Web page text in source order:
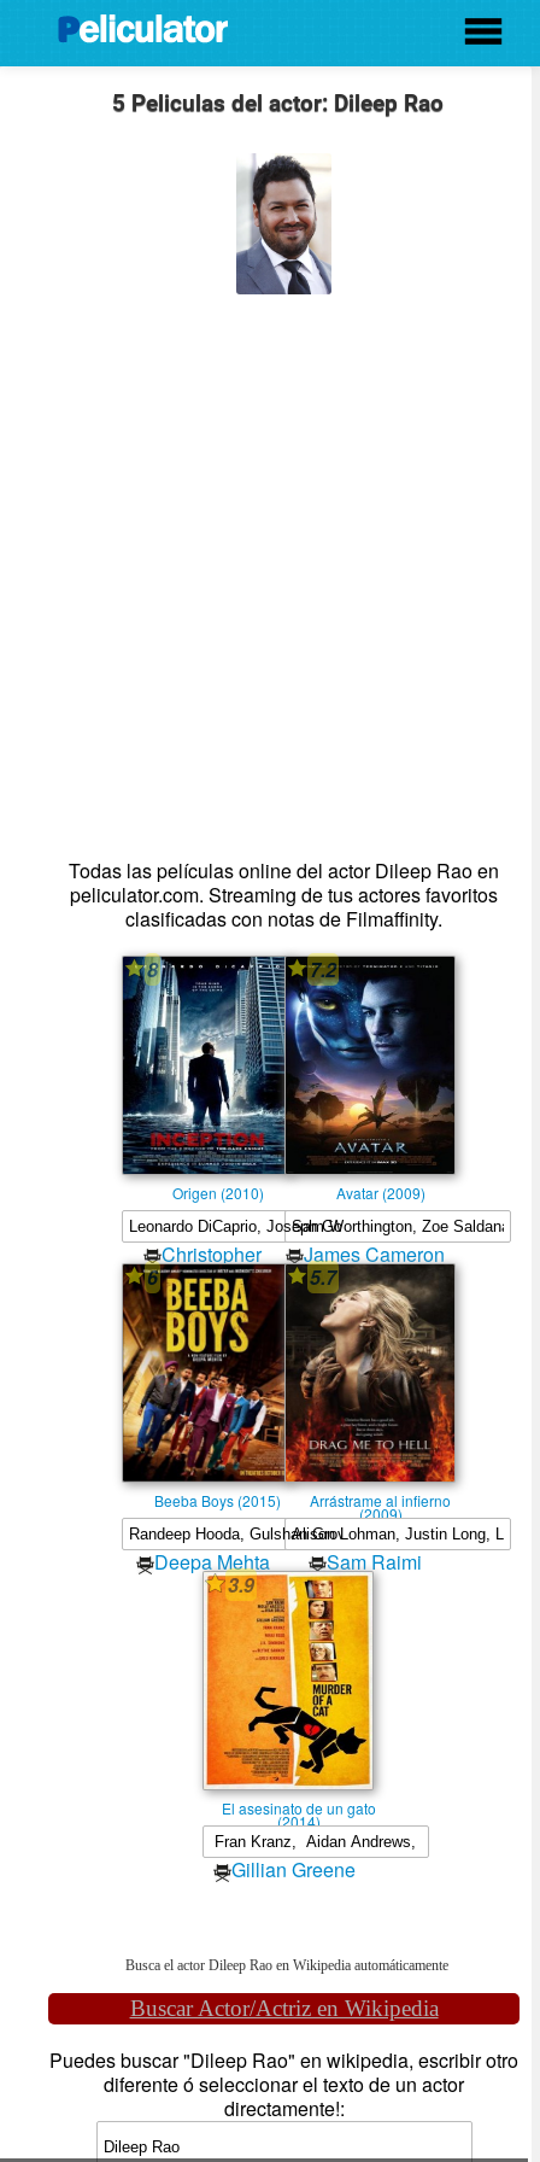
5 Peliculas del actor: Dileep Rao
Todas las películas online del actor Dileep Rao en
peliculator.com. Streaming de tus actores favoritos
clasificadas con notas de Filmaffinity.
8
Origen (2010)
Christopher
Nolan
7.2
Avatar (2009)
James Cameron
6
Beeba Boys (2015)
Deepa Mehta
5.7
Arrástrame al infierno
(2009)
Sam Raimi
3.9
El asesinato de un gato
(2014)
Gillian Greene
Busca el actor Dileep Rao en Wikipedia automáticamente
Buscar Actor/Actriz en Wikipedia
Puedes buscar "Dileep Rao" en wikipedia, escribir otro
diferente ó seleccionar el texto de un actor
directamente!: